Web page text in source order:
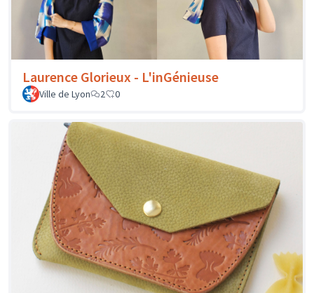
Laurence Glorieux - L'inGénieuse
Ville de Lyon 2 0